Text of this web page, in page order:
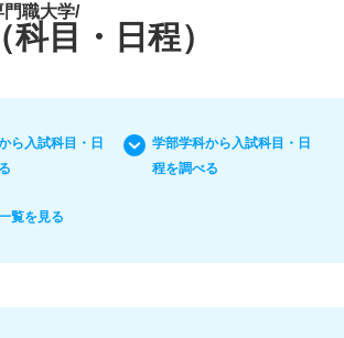
門職大学/
科目・日程）
ら入試科目・日
学部学科から入試科目・日
程を調べる
覧を見る